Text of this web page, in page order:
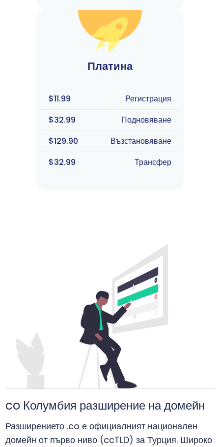
Платина
$11.99
Регистрация
$32.99
Подновяване
$129.90
Възстановяване
$32.99
Трансфер
co Колумбия разширение на домейн
Разширението .co е официалният национален
домейн от първо ниво (ccTLD) за Турция. Широко